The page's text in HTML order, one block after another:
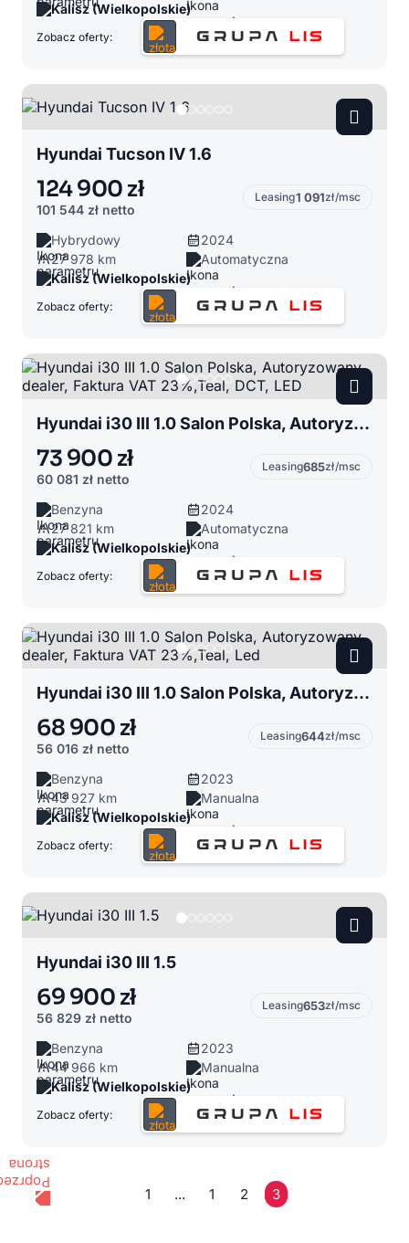
Kalisz (Wielkopolskie)
Zobacz oferty:
Hyundai Tucson IV 1.6
124 900 zł
101 544 zł netto
Leasing1 091zł/msc
Hybrydowy
2024
27 978 km
Automatyczna
Kalisz (Wielkopolskie)
Zobacz oferty:
Hyundai i30 III 1.0 Salon Polska, Autoryzowany dealer, Faktura VAT 23%,Teal, DCT, LED
73 900 zł
60 081 zł netto
Leasing685zł/msc
Benzyna
2024
27 821 km
Automatyczna
Kalisz (Wielkopolskie)
Zobacz oferty:
Hyundai i30 III 1.0 Salon Polska, Autoryzowany dealer, Faktura VAT 23%,Teal, Led
68 900 zł
56 016 zł netto
Leasing644zł/msc
Benzyna
2023
43 927 km
Manualna
Kalisz (Wielkopolskie)
Zobacz oferty:
Hyundai i30 III 1.5
69 900 zł
56 829 zł netto
Leasing653zł/msc
Benzyna
2023
44 966 km
Manualna
Kalisz (Wielkopolskie)
Zobacz oferty:
1 ... 1 2 3